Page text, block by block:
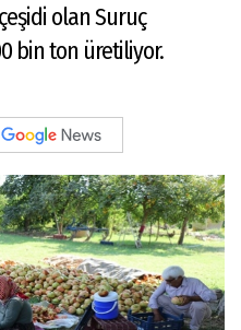
olan Suruç
bin ton üretiliyor.